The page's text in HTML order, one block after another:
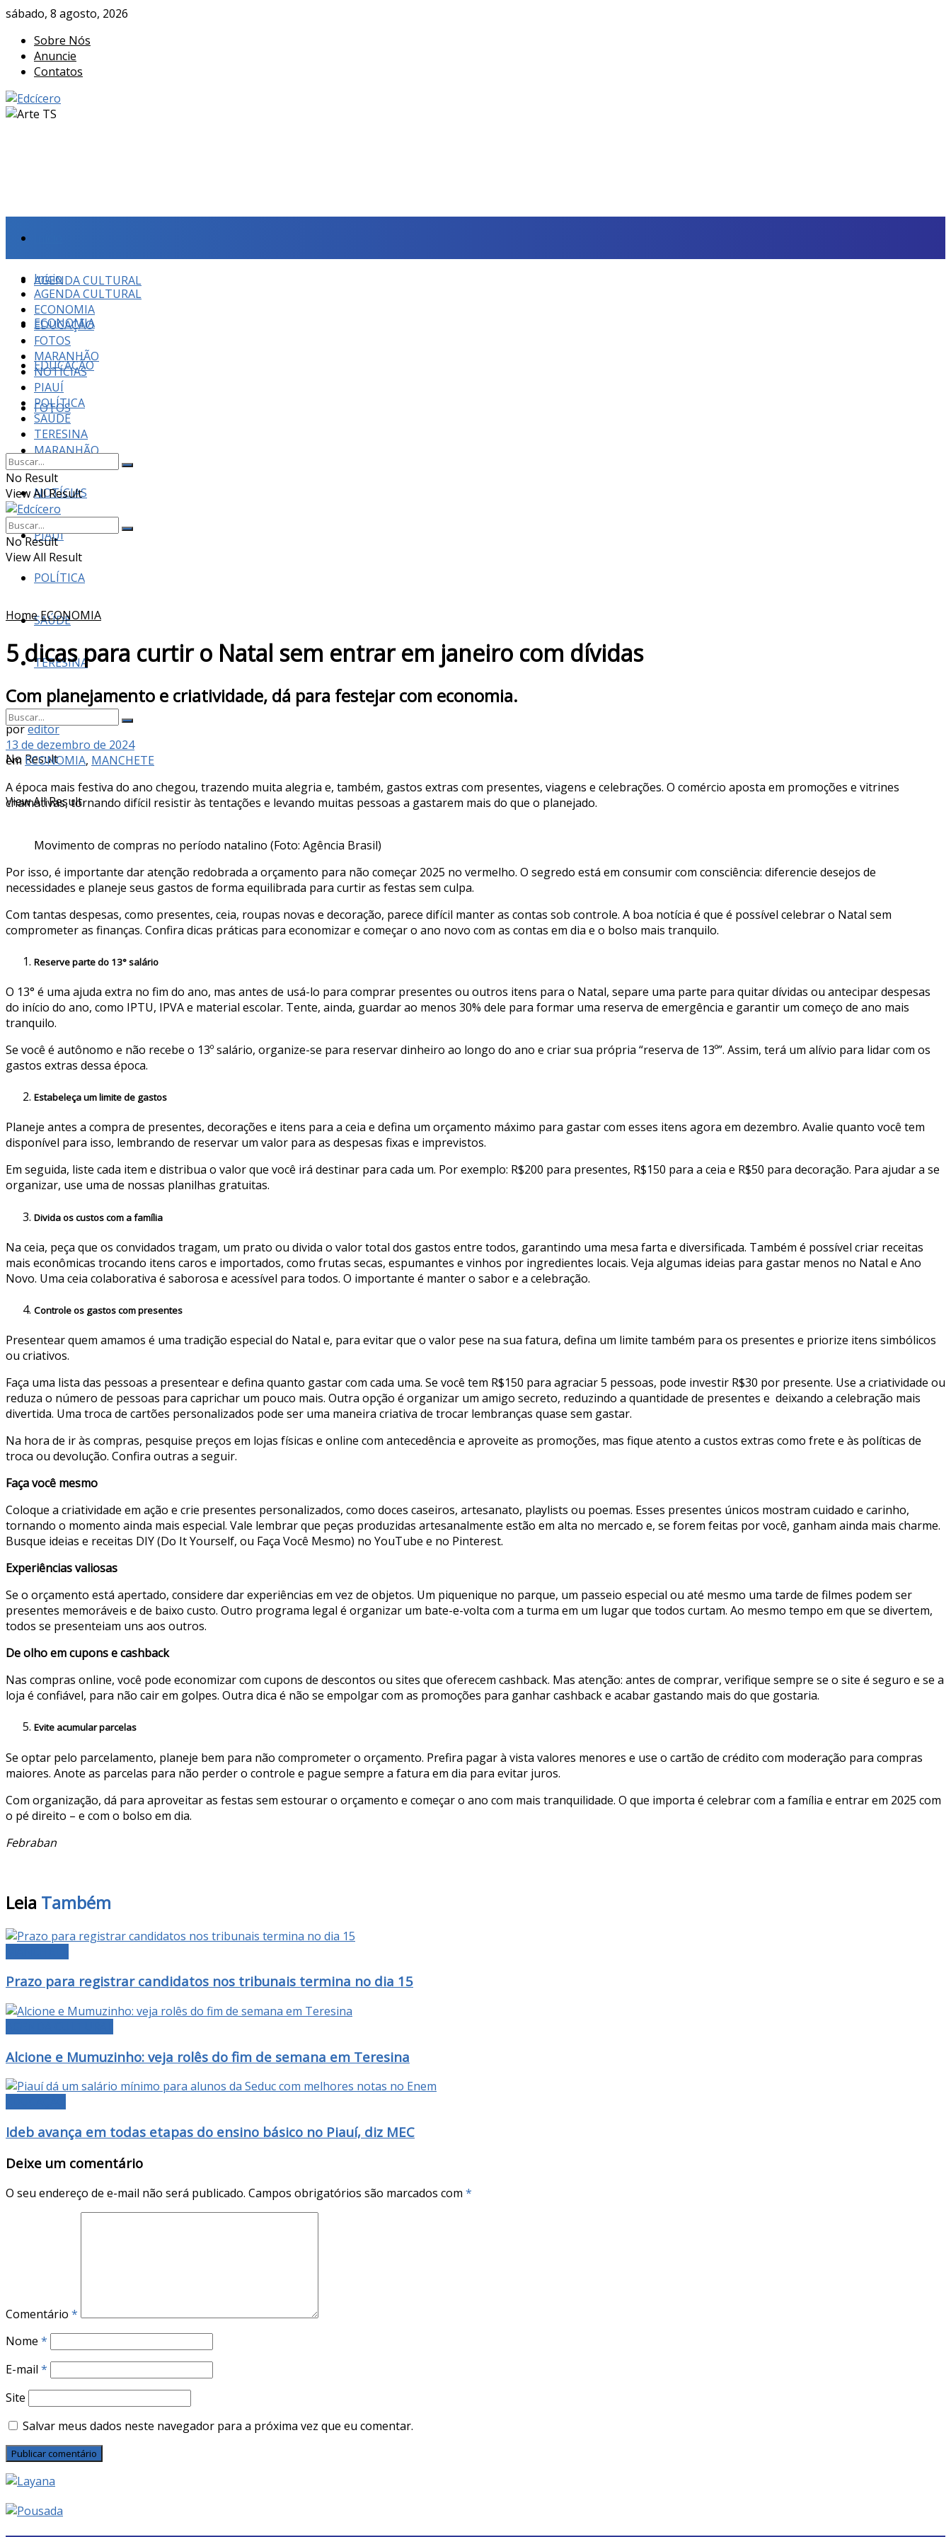
sábado, 8 agosto, 2026
Sobre Nós
Anuncie
Contatos
AGENDA CULTURAL
ECONOMIA
EDUCAÇÃO
FOTOS
MARANHÃO
NOTÍCIAS
PIAUÍ
POLÍTICA
SAÚDE
TERESINA
No Result
View All Result
Início
AGENDA CULTURAL
ECONOMIA
EDUCAÇÃO
FOTOS
MARANHÃO
NOTÍCIAS
PIAUÍ
POLÍTICA
SAÚDE
TERESINA
No Result
View All Result
No Result
View All Result
Home ECONOMIA
5 dicas para curtir o Natal sem entrar em janeiro com dívidas
Com planejamento e criatividade, dá para festejar com economia.
poreditor
13 de dezembro de 2024
em ECONOMIA, MANCHETE
A época mais festiva do ano chegou, trazendo muita alegria e, também, gastos extras com presentes, viagens e celebrações. O comércio aposta em promoções e vitrines
chamativas, tornando difícil resistir às tentações e levando muitas pessoas a gastarem mais do que o planejado.
Movimento de compras no período natalino (Foto: Agência Brasil)
Por isso, é importante dar atenção redobrada a orçamento para não começar 2025 no vermelho. O segredo está em consumir com consciência: diferencie desejos de
necessidades e planeje seus gastos de forma equilibrada para curtir as festas sem culpa.
Com tantas despesas, como presentes, ceia, roupas novas e decoração, parece difícil manter as contas sob controle. A boa notícia é que é possível celebrar o Natal sem
comprometer as finanças. Confira dicas práticas para economizar e começar o ano novo com as contas em dia e o bolso mais tranquilo.
Reserve parte do 13° salário
O 13° é uma ajuda extra no fim do ano, mas antes de usá-lo para comprar presentes ou outros itens para o Natal, separe uma parte para quitar dívidas ou antecipar despesas
do início do ano, como IPTU, IPVA e material escolar. Tente, ainda, guardar ao menos 30% dele para formar uma reserva de emergência e garantir um começo de ano mais
tranquilo.
Se você é autônomo e não recebe o 13º salário, organize-se para reservar dinheiro ao longo do ano e criar sua própria “reserva de 13º”. Assim, terá um alívio para lidar com os
gastos extras dessa época.
Estabeleça um limite de gastos
Planeje antes a compra de presentes, decorações e itens para a ceia e defina um orçamento máximo para gastar com esses itens agora em dezembro. Avalie quanto você tem
disponível para isso, lembrando de reservar um valor para as despesas fixas e imprevistos.
Em seguida, liste cada item e distribua o valor que você irá destinar para cada um. Por exemplo: R$200 para presentes, R$150 para a ceia e R$50 para decoração. Para ajudar a se
organizar, use uma de nossas planilhas gratuitas.
Divida os custos com a família
Na ceia, peça que os convidados tragam, um prato ou divida o valor total dos gastos entre todos, garantindo uma mesa farta e diversificada. Também é possível criar receitas
mais econômicas trocando itens caros e importados, como frutas secas, espumantes e vinhos por ingredientes locais. Veja algumas ideias para gastar menos no Natal e Ano
Novo. Uma ceia colaborativa é saborosa e acessível para todos. O importante é manter o sabor e a celebração.
Controle os gastos com presentes
Presentear quem amamos é uma tradição especial do Natal e, para evitar que o valor pese na sua fatura, defina um limite também para os presentes e priorize itens simbólicos
ou criativos.
Faça uma lista das pessoas a presentear e defina quanto gastar com cada uma. Se você tem R$150 para agraciar 5 pessoas, pode investir R$30 por presente. Use a criatividade ou
reduza o número de pessoas para caprichar um pouco mais. Outra opção é organizar um amigo secreto, reduzindo a quantidade de presentes e deixando a celebração mais
divertida. Uma troca de cartões personalizados pode ser uma maneira criativa de trocar lembranças quase sem gastar.
Na hora de ir às compras, pesquise preços em lojas físicas e online com antecedência e aproveite as promoções, mas fique atento a custos extras como frete e às políticas de
troca ou devolução. Confira outras a seguir.
Faça você mesmo
Coloque a criatividade em ação e crie presentes personalizados, como doces caseiros, artesanato, playlists ou poemas. Esses presentes únicos mostram cuidado e carinho,
tornando o momento ainda mais especial. Vale lembrar que peças produzidas artesanalmente estão em alta no mercado e, se forem feitas por você, ganham ainda mais charme.
Busque ideias e receitas DIY (Do It Yourself, ou Faça Você Mesmo) no YouTube e no Pinterest.
Experiências valiosas
Se o orçamento está apertado, considere dar experiências em vez de objetos. Um piquenique no parque, um passeio especial ou até mesmo uma tarde de filmes podem ser
presentes memoráveis e de baixo custo. Outro programa legal é organizar um bate-e-volta com a turma em um lugar que todos curtam. Ao mesmo tempo em que se divertem,
todos se presenteiam uns aos outros.
De olho em cupons e cashback
Nas compras online, você pode economizar com cupons de descontos ou sites que oferecem cashback. Mas atenção: antes de comprar, verifique sempre se o site é seguro e se a
loja é confiável, para não cair em golpes. Outra dica é não se empolgar com as promoções para ganhar cashback e acabar gastando mais do que gostaria.
Evite acumular parcelas
Se optar pelo parcelamento, planeje bem para não comprometer o orçamento. Prefira pagar à vista valores menores e use o cartão de crédito com moderação para compras
maiores. Anote as parcelas para não perder o controle e pague sempre a fatura em dia para evitar juros.
Com organização, dá para aproveitar as festas sem estourar o orçamento e começar o ano com mais tranquilidade. O que importa é celebrar com a família e entrar em 2025 com
o pé direito – e com o bolso em dia.
Febraban
Leia Também
Prazo para registrar candidatos nos tribunais termina no dia 15
Alcione e Mumuzinho: veja rolês do fim de semana em Teresina
Ideb avança em todas etapas do ensino básico no Piauí, diz MEC
Deixe um comentário
O seu endereço de e-mail não será publicado. Campos obrigatórios são marcados com *
Comentário *
Nome *
E-mail *
Site
Salvar meus dados neste navegador para a próxima vez que eu comentar.